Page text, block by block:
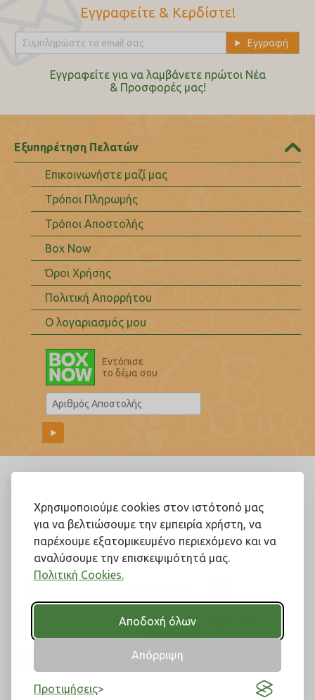
Χρησιμοποιούμε cookies στον ιστότοπό μας
για να βελτιώσουμε την εμπειρία χρήστη, να
παρέχουμε εξατομικευμένο περιεχόμενο και να
αναλύσουμε την επισκεψιμότητά μας.
Πολιτική Cookies.
Αποδοχή όλων
Απόρριψη
Προτιμήσεις
Εγγραφείτε & Κερδίστε!
Εγγραφείτε για να λαμβάνετε πρώτοι Nέα
& Προσφορές μας!
Εξυπηρέτηση Πελατών
Επικοινωνήστε μαζί μας
Τρόποι Πληρωμής
Τρόποι Αποστολής
Box Now
Όροι Χρήσης
Πολιτική Απορρήτου
Ο λογαριασμός μου
Εντόπισε
το δέμα σου
Ακολουθήστε μας!